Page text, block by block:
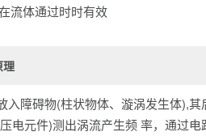
在流体通过时时有效
理
入障碍物(柱状物体、漩涡发生体),
电元件)测出涡流产生频 率，通过